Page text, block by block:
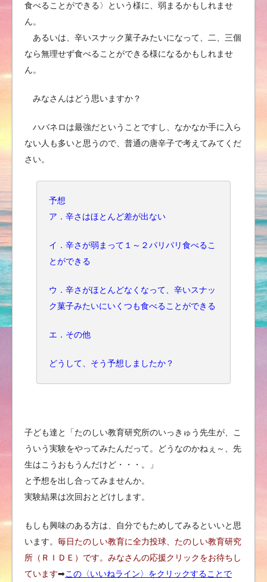
食べることができる〉という様に、弱まるかもしれませ
ん。
あるいは、辛いスナック菓子みたいになって、二、三個
なら無理せず食べることができる様になるかもしれませ
ん。
みなさんはどう思いますか？
ハバネロは最強だということですし、なかなか手に入ら
ない人も多いと思うので、普通の唐辛子で考えてみてくだ
さい。
予想
ア．辛さはほとんど差が出ない
イ．辛さが弱まって１～２パリパリ食べるこ
とができる
ウ．辛さがほとんどなくなって、辛いスナッ
ク菓子みたいにいくつも食べることができる
エ．その他
どうして、そう予想しましたか？
子ども達と「たのしい教育研究所のいっきゅう先生が、こ
ういう実験をやってみたんだって。どうなのかねぇ～、先
生はこうおもうんだけど・・・。」
と予想を出し合ってみませんか。
実験結果は次回おとどけします。
もしも興味のある方は、自分でもためしてみるといいと思
います。 毎日たのしい教育に全力投球、たのしい教育研究
所（ＲＩＤＥ）です。みなさんの応援クリックをお待ちし
ています➡︎この〈いいねライン〉をクリックすることで